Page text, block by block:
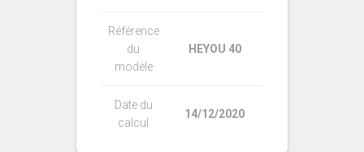
Référence
du
modèle
HEYOU 40
Date du
calcul
14/12/2020